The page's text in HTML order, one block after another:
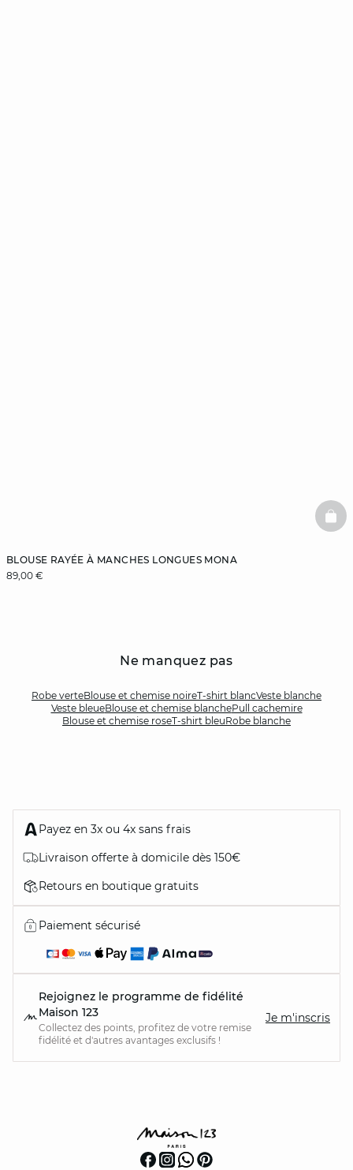
BLOUSE RAYÉE À MANCHES LONGUES MONA
89,00 €
Ne manquez pas
Robe verteBlouse et chemise noireT-shirt blancVeste blanche
Veste bleueBlouse et chemise blanchePull cachemire
Blouse et chemise roseT-shirt bleuRobe blanche
Payez en 3x ou 4x sans frais
Livraison offerte à domicile dès 150€
Retours en boutique gratuits
Paiement sécurisé
Rejoignez le programme de fidélité
Maison 123
Collectez des points, profitez de votre remise
fidélité et d'autres avantages exclusifs !
Je m'inscris